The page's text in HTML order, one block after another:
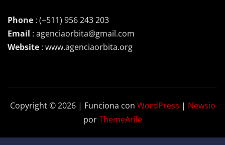
Phone : (+511) 956 243 203
Email : agenciaorbita@gmail.com
Website : www.agenciaorbita.org
Copyright © 2026 | Funciona con WordPress | Newsio
porThemeArile